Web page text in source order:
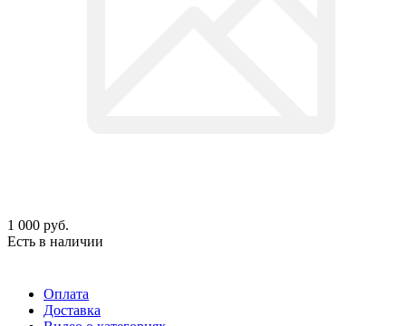
1 000 руб.
Есть в наличии
Оплата
Доставка